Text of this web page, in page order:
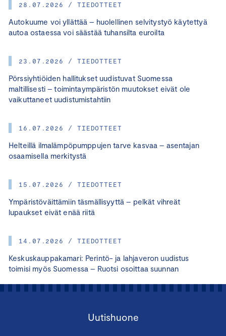
28.07.2026 / TIEDOTTEET
Autokuume voi yllättää – huolellinen selvitystyö käytettyä
autoa ostaessa voi säästää tuhansilta euroilta
23.07.2026 / TIEDOTTEET
Pörssiyhtiöiden hallitukset uudistuvat Suomessa
maltillisesti – toimintaympäristön muutokset eivät ole
vaikuttaneet uudistumistahtiin
16.07.2026 / TIEDOTTEET
Helteillä ilmalämpöpumppujen tarve kasvaa – asentajan
osaamisella merkitystä
15.07.2026 / TIEDOTTEET
Ympäristöväittämiin täsmällisyyttä – pelkät vihreät
lupaukset eivät enää riitä
14.07.2026 / TIEDOTTEET
Keskuskauppakamari: Perintö- ja lahjaveron uudistus
toimisi myös Suomessa – Ruotsi osoittaa suunnan
Uutishuone